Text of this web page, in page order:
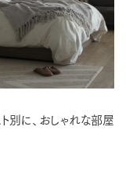
別に、おしゃれな部屋